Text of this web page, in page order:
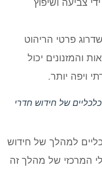
צביעה ושיפוץ
פרטי הריהוט
והמזנונים יכול
ויפה יותר.
של חידוש חדרי
למהלך של חידוש
המרכזי של מהלך זה